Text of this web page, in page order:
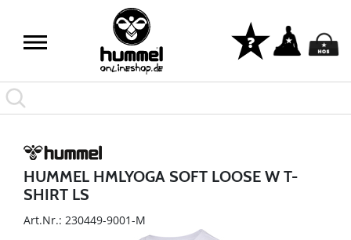
HUMMEL HMLYOGA SOFT LOOSE W T-
SHIRT LS
Art.Nr.: 230449-9001-M